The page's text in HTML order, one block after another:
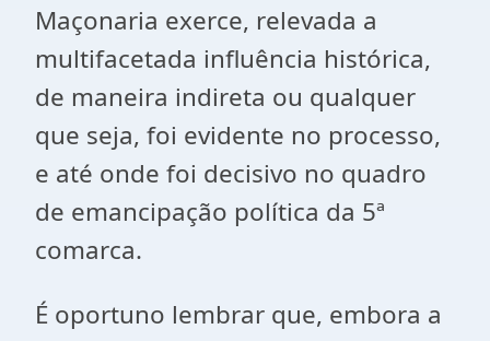
Maçonaria exerce, relevada a
multifacetada influência histórica,
de maneira indireta ou qualquer
que seja, foi evidente no processo,
e até onde foi decisivo no quadro
de emancipação política da 5ª
comarca.
É oportuno lembrar que, embora a